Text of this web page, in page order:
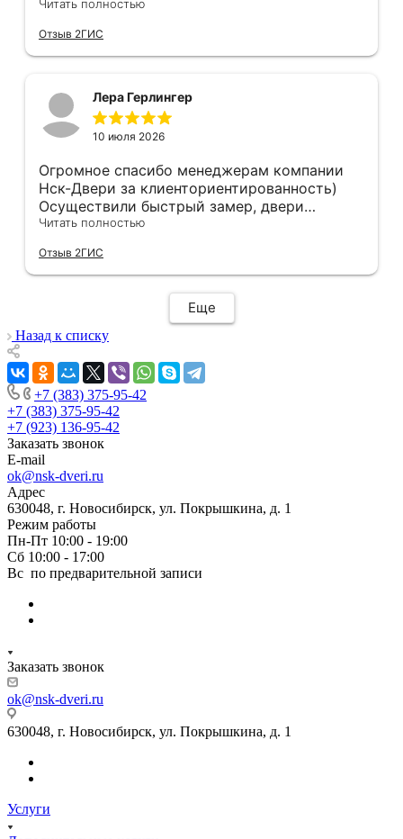
Анастасии, помогла сделать выбор, от
профессионально, рекомендую.
Читать полностью
Отзыв 2ГИС
Лера Герлингер
10 июля 2026
Огромное спасибо менеджерам компании
Нск-Двери за клиенториентированность)
Осуществили быстрый замер, двери
оказались в наличии. По доставке
компанию, где я могу указать удобный для
меня интервал времени, а не ждать весь
день🙏 Не могу не отметить качественный
монтаж дверей, спасибо мастеру Антону за
его труд!!!
Читать полностью
Отзыв 2ГИС
Еще
Назад к списку
+7 (383) 375-95-42
+7 (383) 375-95-42
+7 (923) 136-95-42
Заказать звонок
E-mail
ok@nsk-dveri.ru
Адрес
630048, г. Новосибирск, ул. Покрышкина, д. 1
Режим работы
Пн-Пт 10:00 - 19:00
Сб 10:00 - 17:00
Вс по предварительной записи
Заказать звонок
ok@nsk-dveri.ru
630048, г. Новосибирск, ул. Покрышкина, д. 1
Услуги